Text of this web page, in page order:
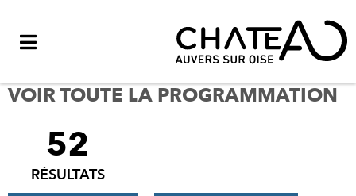
VOIR TOUTE LA PROGRAMMATION
FILTRER
RÉSULTATS
52
RÉSULTATS